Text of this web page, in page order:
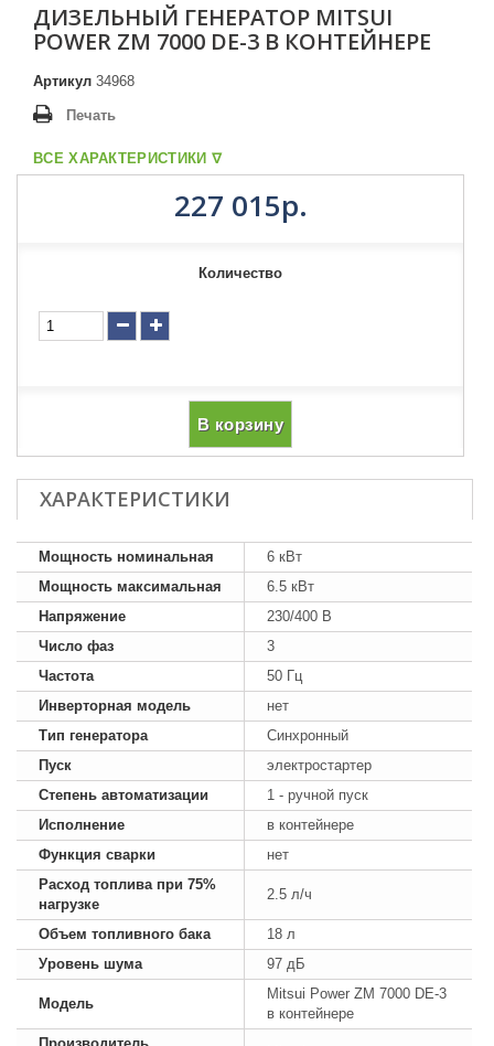
ДИЗЕЛЬНЫЙ ГЕНЕРАТОР MITSUI
POWER ZM 7000 DE-3 В КОНТЕЙНЕРЕ
Артикул 34968
Печать
ВСЕ ХАРАКТЕРИСТИКИ ᐁ
227 015р.
Количество
В корзину
ХАРАКТЕРИСТИКИ
Мощность номинальная
6 кВт
Мощность максимальная
6.5 кВт
Напряжение
230/400 В
Число фаз
3
Частота
50 Гц
Инверторная модель
нет
Тип генератора
Синхронный
Пуск
электростартер
Степень автоматизации
1 - ручной пуск
Исполнение
в контейнере
Функция сварки
нет
Расход топлива при 75%
нагрузке
2.5 л/ч
Объем топливного бака
18 л
Уровень шума
97 дБ
Модель
Mitsui Power ZM 7000 DE-3
в контейнере